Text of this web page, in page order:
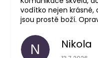
vodítko nejen krásné,
jsou prostě boží.
N Nikola